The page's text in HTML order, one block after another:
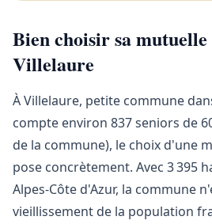
Bien choisir sa
Villelaure
À Villelaure, petite commune
compte environ 837 seniors de
de la commune), le choix d'une
pose concrètement. Avec 3 395
Alpes-Côte d'Azur, la commune
vieillissement de la population